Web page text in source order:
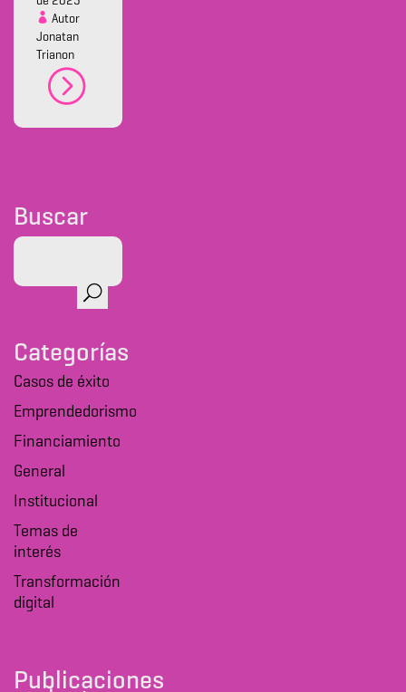
Autor
Jonatan
Trianon
Buscar
Categorías
Casos de éxito
Emprendedorismo
Financiamiento
General
Institucional
Temas de
interés
Transformación
digital
Publicaciones